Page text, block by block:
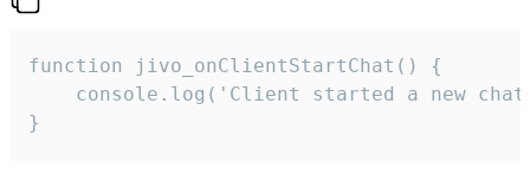
function jivo_onClientStartChat() {
console.log('Client started a new
}